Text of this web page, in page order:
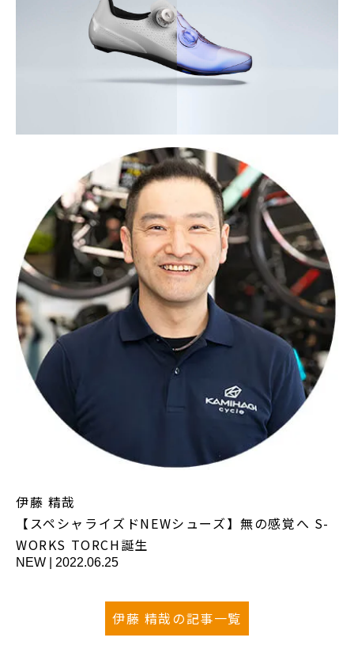
伊藤 精哉
【スペシャライズドNEWシューズ】無の感覚へ S-
WORKS TORCH誕生
NEW 2022.06.25
伊藤 精哉の記事一覧